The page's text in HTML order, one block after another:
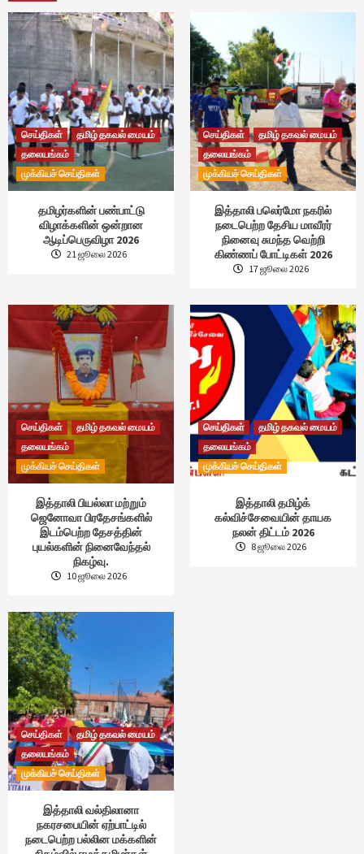
செய்திகள்
தமிழ் தகவல் மையம்
தலையங்கம்
முக்கியச் செய்திகள்
தமிழர்களின் பண்பாட்டு
விழாக்களின் ஒன்றான
ஆடிப்பெருவிழா 2026
21 ஜூலை 2026
செய்திகள்
தமிழ் தகவல் மையம்
தலையங்கம்
முக்கியச் செய்திகள்
இத்தாலி பலெர்மோ நகரில்
நடைபெற்ற தேசிய மாவீரர்
நினைவு சுமந்த வெற்றி
கிண்ணப் போட்டிகள் 2026
17 ஜூலை 2026
செய்திகள்
தமிழ் தகவல் மையம்
தலையங்கம்
முக்கியச் செய்திகள்
இத்தாலி பியல்லா மற்றும்
ஜெனோவா பிரதேசங்களில்
இடம்பெற்ற தேசத்தின்
புயல்களின் நினைவேந்தல்
நிகழ்வு.
10 ஜூலை 2026
செய்திகள்
தமிழ் தகவல் மையம்
தலையங்கம்
முக்கியச் செய்திகள்
இத்தாலி தமிழ்க்
கல்விச்சேவையின் தாயக
நலன் திட்டம் 2026
8 ஜூலை 2026
செய்திகள்
தமிழ் தகவல் மையம்
தலையங்கம்
முக்கியச் செய்திகள்
இத்தாலி வல்திலானா
நகரசபையின் ஏற்பாட்டில்
நடைபெற்ற பல்லின மக்களின்